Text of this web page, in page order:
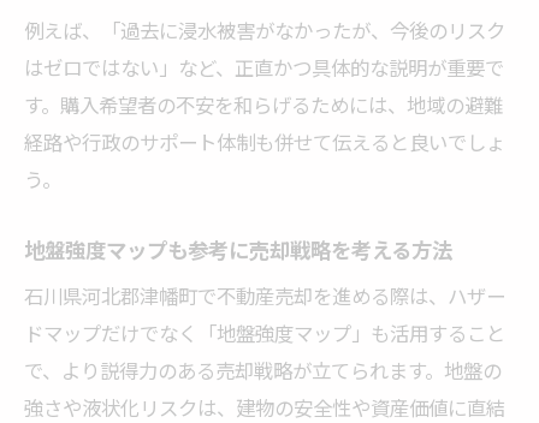
例えば、「過去に浸水被害がなかったが、今後のリスク
はゼロではない」など、正直かつ具体的な説明が重要で
す。購入希望者の不安を和らげるためには、地域の避難
経路や行政のサポート体制も併せて伝えると良いでしょ
う。
地盤強度マップも参考に売却戦略を考える方法
石川県河北郡津幡町で不動産売却を進める際は、ハザー
ドマップだけでなく「地盤強度マップ」も活用すること
で、より説得力のある売却戦略が立てられます。地盤の
強さや液状化リスクは、建物の安全性や資産価値に直結